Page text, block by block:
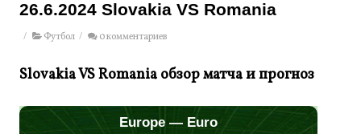
26.6.2024 Slovakia VS Romania
/ Футбол / 0 комментариев
Slovakia VS Romania обзор матча и прогноз
Europe — Euro